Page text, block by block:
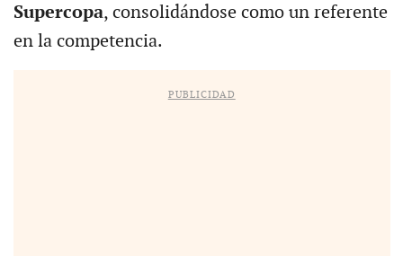
Supercopa, consolidándose como un referente
en la competencia.
PUBLICIDAD